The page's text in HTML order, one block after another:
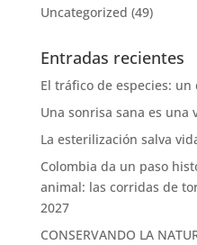
Uncategorized (49)
Entradas recientes
El tráfico de especies:
Una sonrisa sana es una
La esterilización salva
Colombia da un paso
animal: las corridas de
2027
CONSERVANDO LA